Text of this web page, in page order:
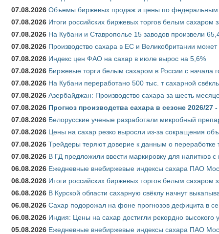
07.08.2026 Объемы биржевых продаж и цены по федеральным
07.08.2026 Итоги российских биржевых торгов белым сахаром
07.08.2026 На Кубани и Ставрополье 15 заводов произвели
07.08.2026 Производство сахара в ЕС и Великобритании
07.08.2026 Индекс цен ФАО на сахар в июле вырос на 5,6%
07.08.2026 Биржевые торги белым сахаром в России с начала
07.08.2026 На Кубани переработано 500 тыс. т сахарной
07.08.2026 Азербайджан: Производство сахара за шесть
07.08.2026 Прогноз производства сахара в сезоне 2026/
07.08.2026 Белорусские ученые разработали микробный
07.08.2026 Цены на сахар резко выросли из-за сокращения
07.08.2026 Трейдеры теряют доверие к данным о переработке
07.08.2026 В ГД предложили ввести маркировку для напитков
06.08.2026 Ежедневные внебиржевые индексы сахара ПАО
06.08.2026 Итоги российских биржевых торгов белым сахаром
06.08.2026 В Курской области сахарную свёклу начнут
06.08.2026 Сахар подорожал на фоне прогнозов дефицита в
06.08.2026 Индия: Цены на сахар достигли рекордно высокого
05.08.2026 Ежедневные внебиржевые индексы сахара ПАО